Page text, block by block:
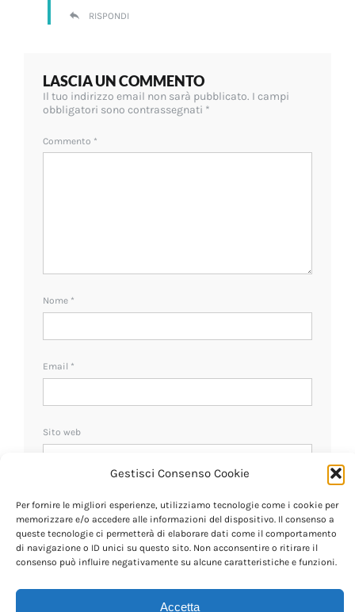
Gestisci Consenso Cookie
Per fornire le migliori esperienze, utilizziamo tecnologie come i cookie per
memorizzare e/o accedere alle informazioni del dispositivo. Il consenso a
queste tecnologie ci permetterà di elaborare dati come il comportamento
di navigazione o ID unici su questo sito. Non acconsentire o ritirare il
consenso può influire negativamente su alcune caratteristiche e funzioni.
Accetta
RISPONDI
LASCIA UN COMMENTO
Il tuo indirizzo email non sarà pubblicato. I campi
obbligatori sono contrassegnati *
Commento *
Nome *
Email *
Sito web